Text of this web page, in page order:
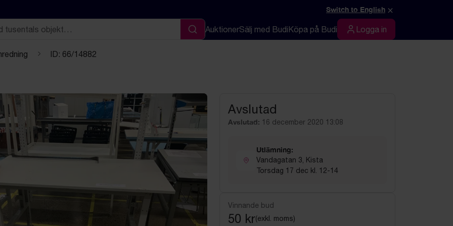
Switch to English ×
Sök
AuktionerSälj med BudiKöpa på Budi Logga in
Logga in
ID: 66/14882
Avslutad
Avslutad: 16 december 2020 13:08
Utlämning:
Vandagatan 3, Kista
Torsdag 17 dec kl. 12-14
Vinnande bud
50 kr(exkl. moms)